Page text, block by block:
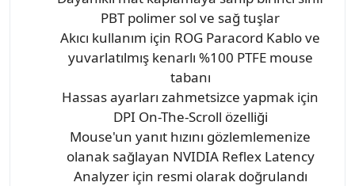
PBT polimer sol ve sağ tuşlar
Akıcı kullanım için ROG Paracord Kablo ve
yuvarlatılmış kenarlı %100 PTFE mouse
tabanı
Hassas ayarları zahmetsizce yapmak için
DPI On-The-Scroll özelliği
Mouse'un yanıt hızını gözlemlemenize
olanak sağlayan NVIDIA Reflex Latency
Analyzer için resmi olarak doğrulandı